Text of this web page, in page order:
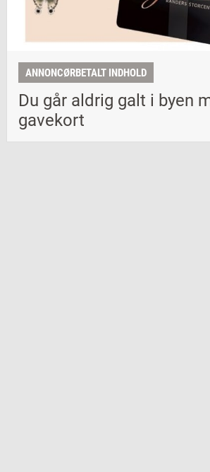
ANNONCØRBETALT INDHOLD
Du går aldrig galt i byen
gavekort